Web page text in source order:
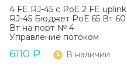
4 FE RJ-45 с РоЕ 2 FE uplink
RJ-45 Бюджет РоЕ 65 Вт 60
Вт на порт № 4
Управление потоком
6110 ₽ В наличии